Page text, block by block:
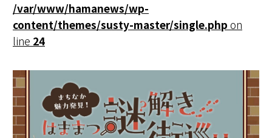
/var/www/hamanews/wp-
content/themes/susty-master/single.php on
line 24